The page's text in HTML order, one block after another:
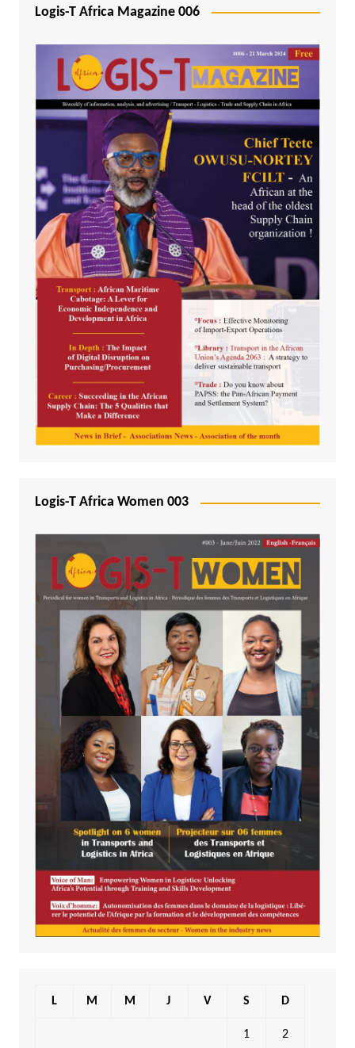
Logis-T Africa Magazine 006
Logis-T Africa Women 003
L M M J V S D
1 2